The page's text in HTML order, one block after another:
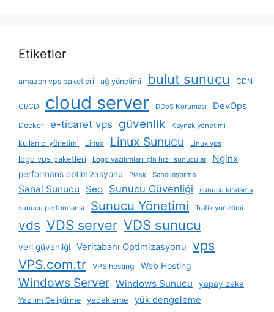
Etiketler
amazon vps paketleri ağ yönetimi bulut sunucu CDN
CI/CD cloud server DDoS Koruması DevOps
Docker e-ticaret vps güvenlik Kaynak yönetimi
kullanıcı yönetimi Linux Linux Sunucu Linux vps
logo vps paketleri Logo yazılımları için hızlı sunucular Nginx
performans optimizasyonu Plesk Sanallaştırma
Sanal Sunucu Seo Sunucu Güvenliği sunucu kiralama
sunucu performansı Sunucu Yönetimi Trafik yönetimi
vds VDS server VDS sunucu
veri güvenliği Veritabanı Optimizasyonu vps
VPS.com.tr VPS hosting Web Hosting
Windows Server Windows Sunucu yapay zeka
Yazılım Geliştirme yedekleme yük dengeleme